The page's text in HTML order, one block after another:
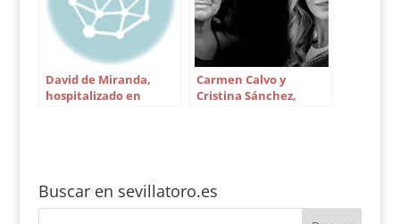
David de Miranda,
hospitalizado en
Carmen Calvo y
Cristina Sánchez,
Buscar en sevillatoro.es